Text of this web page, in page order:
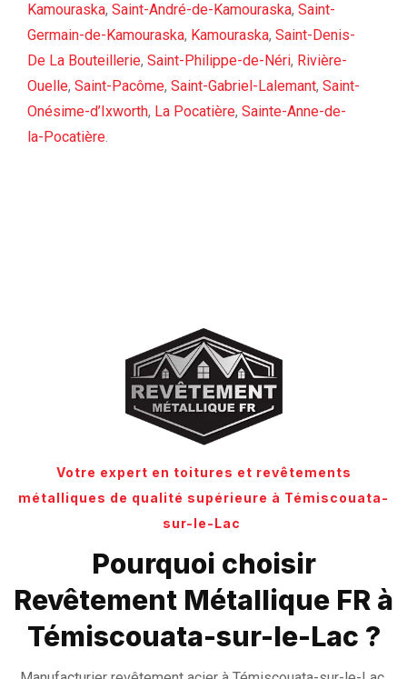
Kamouraska, Saint-André-de-Kamouraska, Saint-
Germain-de-Kamouraska, Kamouraska, Saint-Denis-
De La Bouteillerie, Saint-Philippe-de-Néri, Rivière-
Ouelle, Saint-Pacôme, Saint-Gabriel-Lalemant, Saint-
Onésime-d’Ixworth, La Pocatière, Sainte-Anne-de-
la-Pocatière.
Votre expert en toitures et revêtements
métalliques de qualité supérieure à Témiscouata-
sur-le-Lac
Pourquoi choisir
Revêtement Métallique FR à
Témiscouata-sur-le-Lac ?